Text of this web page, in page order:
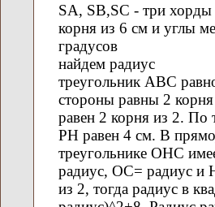
SA, SB,SC - три
корня из 6 см и углы
градусов
найдем радиус
треугольник АВС
стороны равны 2
равен 2 корня из 2. По
РН равен 4 см. В
треугольнике ОНС
радиус, ОС= радиус и
из 2, тогда радиус в